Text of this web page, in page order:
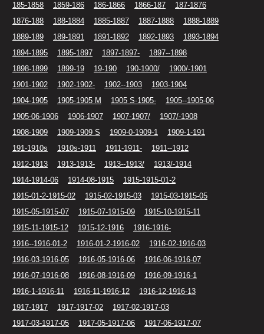
185-1858
1859-186 186-1866 1866-187
187-1876
1876-188
188-1884 1885-1887 1887-1888
1888-1889
1889-189
189-1891 1891-1892 1892-1893
1893-1894
1894-1895
1895-1897 1897-1897-
1897--1898
1898-1899
1899-19 19-190 190-1900/
1900/-1901
1901-1902
1902-1902- 1902--1903
1903-1904
1904-1905
1905-1905 M 1905 S-1905-
1905--1905-06
1905-06-1906
1906-1907 1907-1907/
1907/-1908
1908-1909
1909-1909 S 1909-0-1909-1
1909-1-191
191-1910s
1910s-1911 1911-1911-
1911--1912
1912-1913
1913-1913- 1913--1913/
1913/-1914
1914-1914-06
1914-08-1915
1915-1915-01-2
1915-01-2-1915-02
1915-02-1915-03
1915-03-1915-05
1915-05-1915-07
1915-07-1915-09
1915-10-1915-11
1915-11-1915-12
1915-12-1916
1916-1916-
1916--1916-01-2
1916-01-2-1916-02
1916-02-1916-03
1916-03-1916-05
1916-05-1916-06
1916-06-1916-07
1916-07-1916-08
1916-08-1916-09
1916-09-1916-1
1916-1-1916-11
1916-11-1916-12
1916-12-1916-13
1917-1917
1917-1917-02
1917-02-1917-03
1917-03-1917-05
1917-05-1917-06
1917-06-1917-07